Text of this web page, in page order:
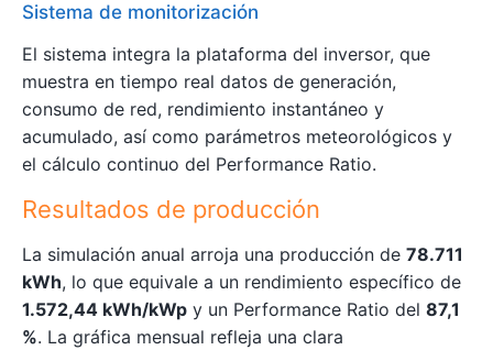
Sistema de monitorización
El sistema integra la plataforma del inversor, que
muestra en tiempo real datos de generación,
consumo de red, rendimiento instantáneo y
acumulado, así como parámetros meteorológicos y
el cálculo continuo del Performance Ratio.
Resultados de producción
La simulación anual arroja una producción de 78.711
kWh, lo que equivale a un rendimiento específico de
1.572,44 kWh/kWp y un Performance Ratio del 87,1
%. La gráfica mensual refleja una clara